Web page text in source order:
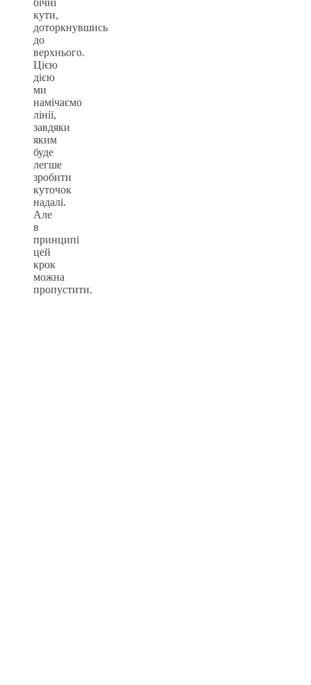
кути,
доторкнувшись
до
верхнього.
Цією
дією
ми
намічаємо
лінії,
завдяки
яким
буде
легше
зробити
куточок
надалі.
Але
в
принципі
цей
крок
можна
пропустити.